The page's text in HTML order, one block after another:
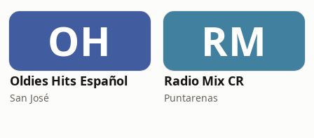
OH
Oldies Hits Español
San José
RM
Radio Mix CR
Puntarenas